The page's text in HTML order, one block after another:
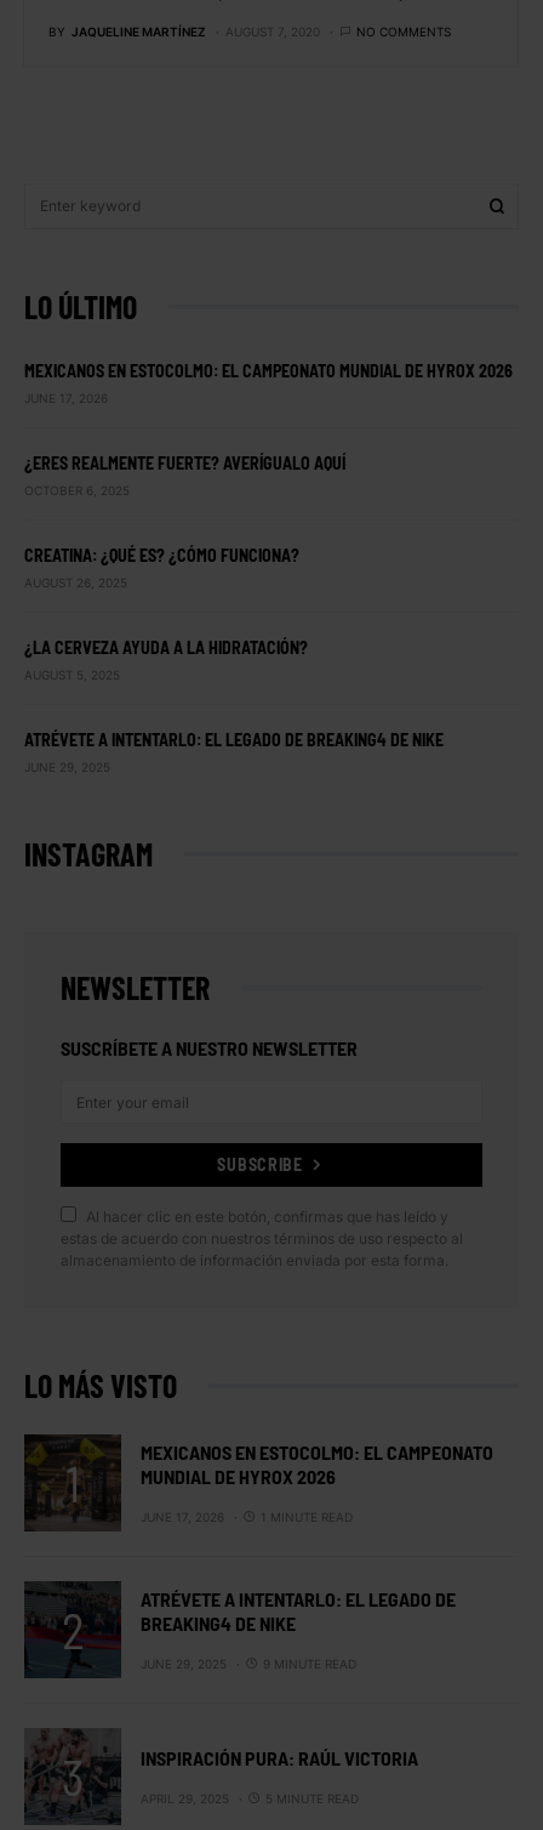
BY JAQUELINE MARTÍNEZ AUGUST 7, 2020 NO COMMENTS
LO ÚLTIMO
MEXICANOS EN ESTOCOLMO: EL CAMPEONATO MUNDIAL DE HYROX 2026
JUNE 17, 2026
¿ERES REALMENTE FUERTE? AVERÍGUALO AQUÍ
OCTOBER 6, 2025
CREATINA: ¿QUÉ ES? ¿CÓMO FUNCIONA?
AUGUST 26, 2025
¿LA CERVEZA AYUDA A LA HIDRATACIÓN?
AUGUST 5, 2025
ATRÉVETE A INTENTARLO: EL LEGADO DE BREAKING4 DE NIKE
JUNE 29, 2025
INSTAGRAM
NEWSLETTER
SUSCRÍBETE A NUESTRO NEWSLETTER
SUBSCRIBE
Al hacer clic en este botón, confirmas que has leído y
estas de acuerdo con nuestros términos de uso respecto al
almacenamiento de información enviada por esta forma.
LO MÁS VISTO
MEXICANOS EN ESTOCOLMO: EL CAMPEONATO
MUNDIAL DE HYROX 2026
JUNE 17, 2026 1 MINUTE READ
ATRÉVETE A INTENTARLO: EL LEGADO DE
BREAKING4 DE NIKE
JUNE 29, 2025 9 MINUTE READ
INSPIRACIÓN PURA: RAÚL VICTORIA
APRIL 29, 2025 5 MINUTE READ